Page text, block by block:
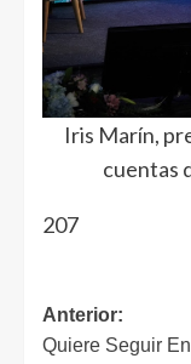
Iris Marín,
cuentas
207
Anterior:
Quiere Seguir